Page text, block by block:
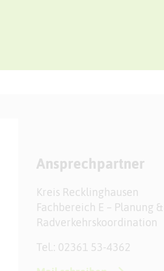
Ansprechpartner
Kreis Recklinghausen
Fachbereich E – Planung
Radverkehrskoordination
Tel.: 02361 53-4362